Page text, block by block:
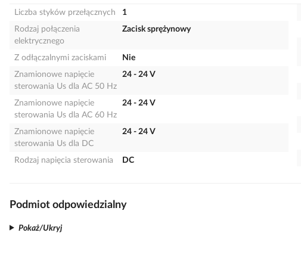
Liczba styków przełącznych
1
Rodzaj połączenia
elektrycznego
Zacisk sprężynowy
Z odłączalnymi zaciskami
Nie
Znamionowe napięcie
sterowania Us dla AC 50 Hz
24 - 24 V
Znamionowe napięcie
sterowania Us dla AC 60 Hz
24 - 24 V
Znamionowe napięcie
sterowania Us dla DC
24 - 24 V
Rodzaj napięcia sterowania DC
Podmiot odpowiedzialny
Pokaż/Ukryj